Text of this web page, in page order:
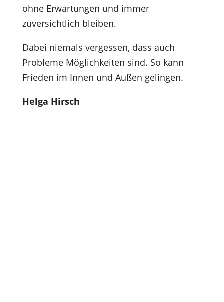
ohne Erwartungen und immer
zuversichtlich bleiben.
Dabei niemals vergessen, dass auch
Probleme Möglichkeiten sind. So kann
Frieden im Innen und Außen gelingen.
Helga Hirsch